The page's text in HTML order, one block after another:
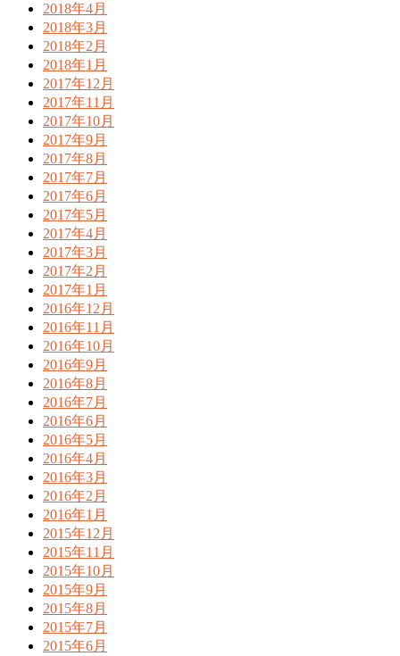
2018年4月
2018年3月
2018年2月
2018年1月
2017年12月
2017年11月
2017年10月
2017年9月
2017年8月
2017年7月
2017年6月
2017年5月
2017年4月
2017年3月
2017年2月
2017年1月
2016年12月
2016年11月
2016年10月
2016年9月
2016年8月
2016年7月
2016年6月
2016年5月
2016年4月
2016年3月
2016年2月
2016年1月
2015年12月
2015年11月
2015年10月
2015年9月
2015年8月
2015年7月
2015年6月